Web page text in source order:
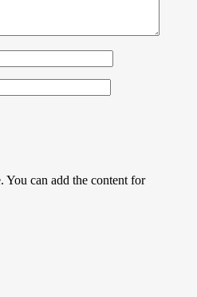
You can add the content for